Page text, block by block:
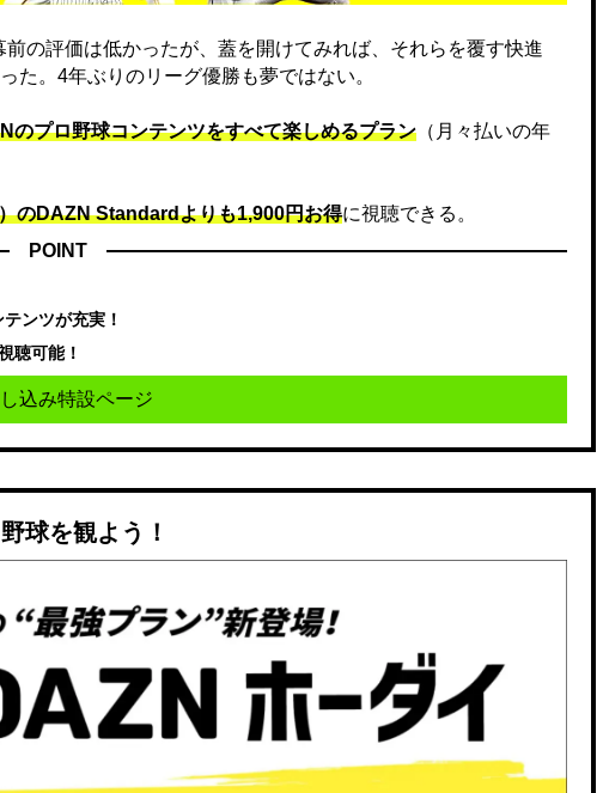
の評価は低かったが、蓋を開けてみれば、それらを覆す快進
た。4年ぶりのリーグ優勝も夢ではない。
のプロ野球コンテンツをすべて楽しめるプラン （月々払いの年
のDAZN Standard​よりも1,900円お得に視聴できる。
POINT
ンツが充実！
聴可能！
込み特設ページ
球を観よう！